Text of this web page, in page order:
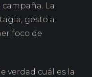
La
gesto a
foco de
verdad cuál es la